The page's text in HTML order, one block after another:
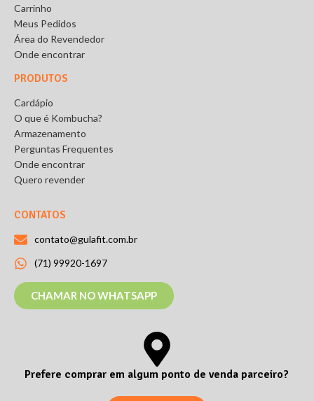
Carrinho
Meus Pedidos
Área do Revendedor
Onde encontrar
PRODUTOS
Cardápio
O que é Kombucha?
Armazenamento
Perguntas Frequentes
Onde encontrar
Quero revender
CONTATOS
contato@gulafit.com.br
(71) 99920-1697
CHAMAR NO WHATSAPP
Prefere comprar em algum ponto de venda parceiro?